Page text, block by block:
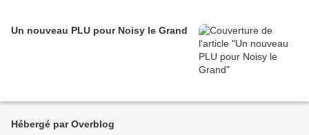
Un nouveau PLU pour Noisy le Grand
Hébergé par Overblog